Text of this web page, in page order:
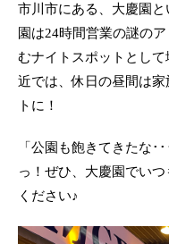
市川市にある、大慶園
園は24時間営業の謎の
むナイトスポットとし
近では、休日の昼間は
トに！
「公園も飽きてきたな･
っ！ぜひ、大慶園でい
ください♪